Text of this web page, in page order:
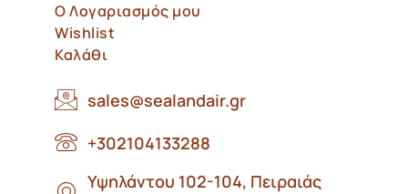
Ο Λογαριασμός μου
Wishlist
Καλάθι
sales@sealandair.gr
+302104133288
Υψηλάντου 102-104, Πειραιάς